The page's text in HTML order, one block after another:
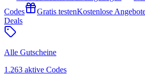
Codes
Gratis testenKostenlose
Deals
Alle Gutscheine
1.263 aktive Codes